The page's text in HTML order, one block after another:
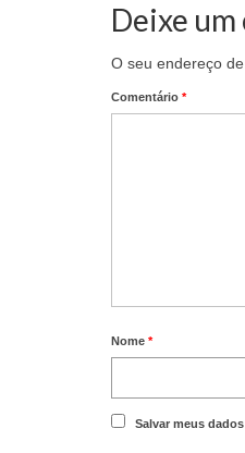
Deixe
O seu endereço
Comentário *
Nome *
Salvar meus